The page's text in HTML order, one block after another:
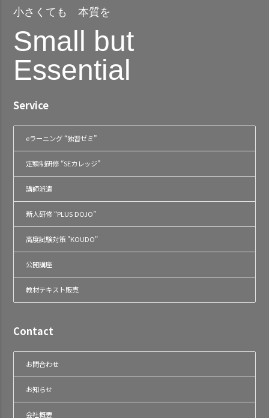
小さくても 本質を
Small but
Essential
Service
eラーニング “独習ゼミ”
定額制研修 “SEカレッジ”
講師派遣
新人研修 “PLUS DOJO”
高度試験対策 "KOUDO"
公開講座
教材テキスト販売
Contact
お問合わせ
お知らせ
会社概要